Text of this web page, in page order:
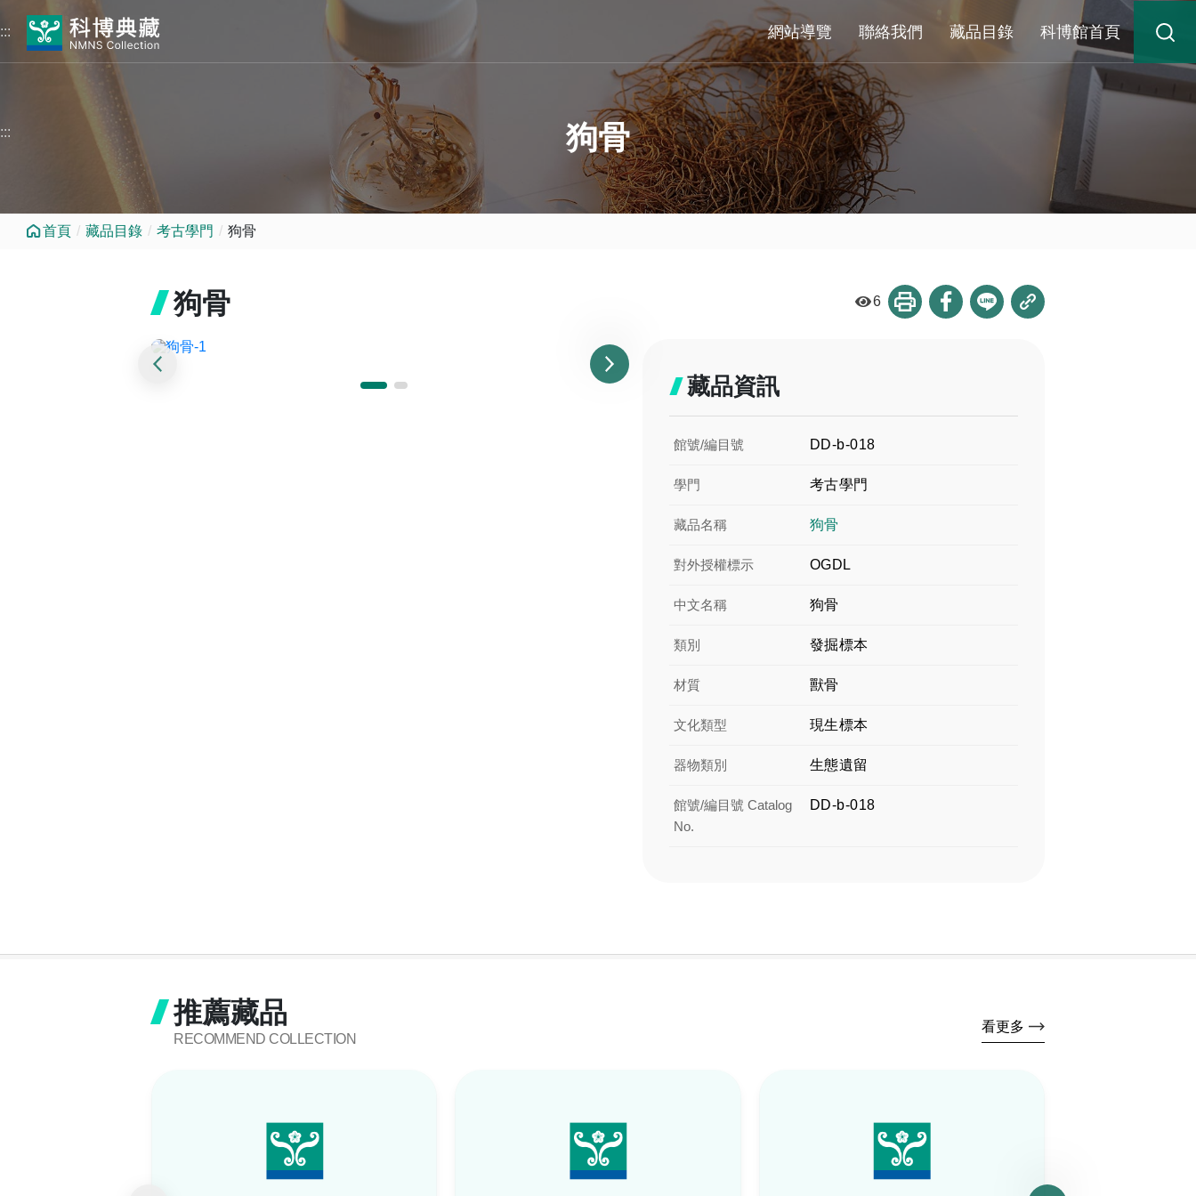
跳到中央內容區塊
:::
網站導覽 聯絡我們 藏品目錄 科博館首頁
狗骨
:::
首頁 藏品目錄 考古學門 狗骨
狗骨 6
藏品資訊
館號/編目號 DD-b-018
學門 考古學門
藏品名稱 狗骨
對外授權標示 OGDL
中文名稱 狗骨
類別 發掘標本
材質 獸骨
文化類型 現生標本
器物類別 生態遺留
館號/編目號 Catalog
No.
DD-b-018
推薦藏品
RECOMMEND COLLECTION
看更多